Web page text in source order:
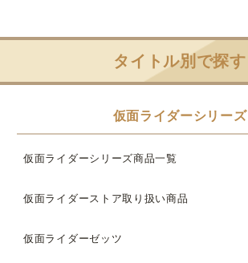
タイトル別で探す
仮面ライダーシリーズ
仮面ライダーシリーズ商品一覧
仮面ライダーストア取り扱い商品
仮面ライダーゼッツ